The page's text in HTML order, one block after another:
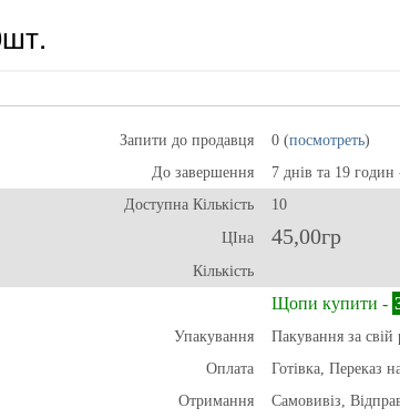
Запити до продавця 0 (посмотреть)
До завершення
7 днів та 19
Доступна Кількість
10
ЦІна
45,00гр
Кількість
Щопи купити -
Упакування
Пакування за свій
Оплата
Готівка, Переказ
Отримання
Самовивіз,